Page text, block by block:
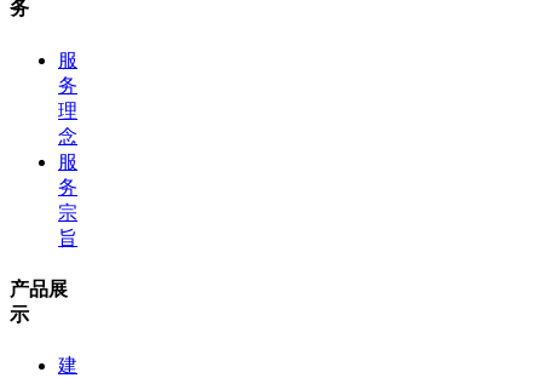
务
服
务
理
念
服
务
宗
旨
产品展
示
建